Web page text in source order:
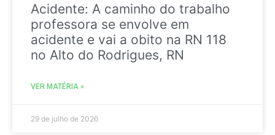
Acidente: A caminho do trabalho
professora se envolve em
acidente e vai a obito na RN 118
no Alto do Rodrigues, RN
VER MATÉRIA »
29 de julho de 2026